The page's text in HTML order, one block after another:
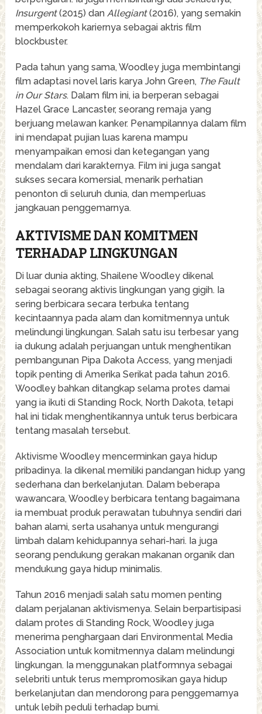
Insurgent(2015) danAllegiant(2016), yang semakin
memperkokoh kariernya sebagai aktris film
blockbuster.
Pada tahun yang sama, Woodley juga membintangi
film adaptasi novel laris karya John Green, The Fault
in Our Stars. Dalam film ini, ia berperan sebagai
Hazel Grace Lancaster, seorang remaja yang
berjuang melawan kanker. Penampilannya dalam film
ini mendapat pujian luas karena mampu
menyampaikan emosi dan ketegangan yang
mendalam dari karakternya. Film ini juga sangat
sukses secara komersial, menarik perhatian
penonton di seluruh dunia, dan memperluas
jangkauan penggemarnya.
AKTIVISME DAN KOMITMEN
TERHADAP LINGKUNGAN
Di luar dunia akting, Shailene Woodley dikenal
sebagai seorang aktivis lingkungan yang gigih. Ia
sering berbicara secara terbuka tentang
kecintaannya pada alam dan komitmennya untuk
melindungi lingkungan. Salah satu isu terbesar yang
ia dukung adalah perjuangan untuk menghentikan
pembangunan Pipa Dakota Access, yang menjadi
topik penting di Amerika Serikat pada tahun 2016.
Woodley bahkan ditangkap selama protes damai
yang ia ikuti di Standing Rock, North Dakota, tetapi
hal ini tidak menghentikannya untuk terus berbicara
tentang masalah tersebut.
Aktivisme Woodley mencerminkan gaya hidup
pribadinya. Ia dikenal memiliki pandangan hidup yang
sederhana dan berkelanjutan. Dalam beberapa
wawancara, Woodley berbicara tentang bagaimana
ia membuat produk perawatan tubuhnya sendiri dari
bahan alami, serta usahanya untuk mengurangi
limbah dalam kehidupannya sehari-hari. Ia juga
seorang pendukung gerakan makanan organik dan
mendukung gaya hidup minimalis.
Tahun 2016 menjadi salah satu momen penting
dalam perjalanan aktivismenya. Selain berpartisipasi
dalam protes di Standing Rock, Woodley juga
menerima penghargaan dari Environmental Media
Association untuk komitmennya dalam melindungi
lingkungan. Ia menggunakan platformnya sebagai
selebriti untuk terus mempromosikan gaya hidup
berkelanjutan dan mendorong para penggemarnya
untuk lebih peduli terhadap bumi.